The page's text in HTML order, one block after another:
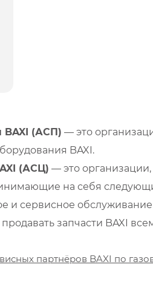
BAXI (АСП) — это
BAXI.
(АСЦ) — это
на себя
и сервисное
запчасти BAXI
партнёров BAXI по